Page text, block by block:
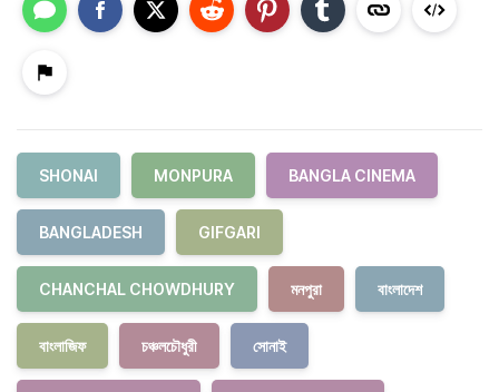
SHONAI MONPURA BANGLA CINEMA
BANGLADESH GIFGARI
CHANCHAL CHOWDHURY মনপুরা বাংলাদেশ
বাংলাজিফ চঞ্চলচৌধুরী সোনাই